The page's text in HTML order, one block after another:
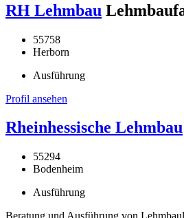
RH Lehmbau
55758
Herborn
Ausführung
Profil ansehen
Rheinhessische Lehmbau
55294
Bodenheim
Ausführung